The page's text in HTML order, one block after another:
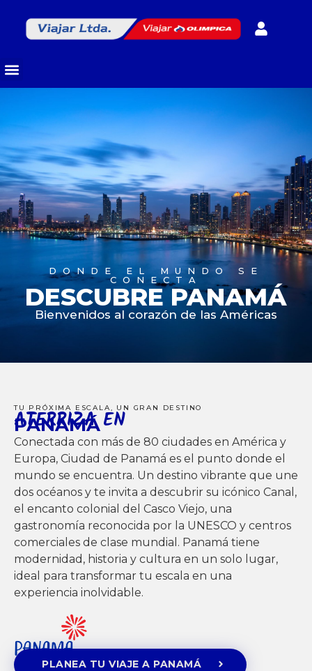
DONDE EL MUNDO SE
CONECTA
DESCUBRE PANAMÁ
Bienvenidos al corazón de las Américas
TU PRÓXIMA ESCALA, UN GRAN DESTINO
ATERRIZA EN
PANAMÁ
Conectada con más de 80 ciudades en América y
Europa, Ciudad de Panamá es el punto donde el
mundo se encuentra. Un destino vibrante que une
dos océanos y te invita a descubrir su icónico Canal,
el encanto colonial del Casco Viejo, una
gastronomía reconocida por la UNESCO y centros
comerciales de clase mundial. Panamá tiene
modernidad, historia y cultura en un solo lugar,
ideal para transformar tu escala en una
experiencia inolvidable.
PLANEA TU VIAJE A PANAMÁ